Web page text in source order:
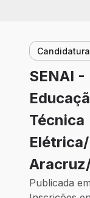
SENAI
Técnica
Publicada